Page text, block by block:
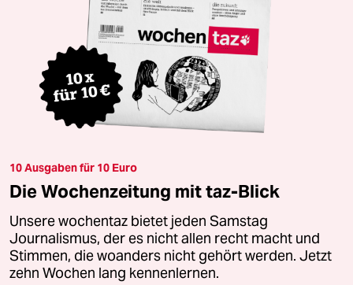
10 Ausgaben für 10 Euro
Die Wochenzeitung mit taz-Blick
Unsere wochentaz bietet jeden Samstag
Journalismus, der es nicht allen recht macht und
Stimmen, die woanders nicht gehört werden. Jetzt
zehn Wochen lang kennenlernen.